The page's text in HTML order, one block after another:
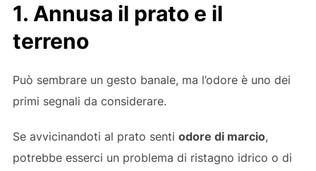
1. Annusa il prato e il
terreno
Può sembrare un gesto banale, ma l’odore è uno dei
primi segnali da considerare.
Se avvicinandoti al prato senti odore di marcio,
potrebbe esserci un problema di ristagno idrico o di